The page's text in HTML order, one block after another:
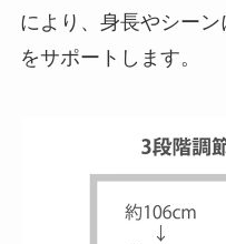
により、身長やシー
をサポートします。